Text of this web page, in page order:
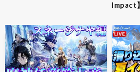
Impact】